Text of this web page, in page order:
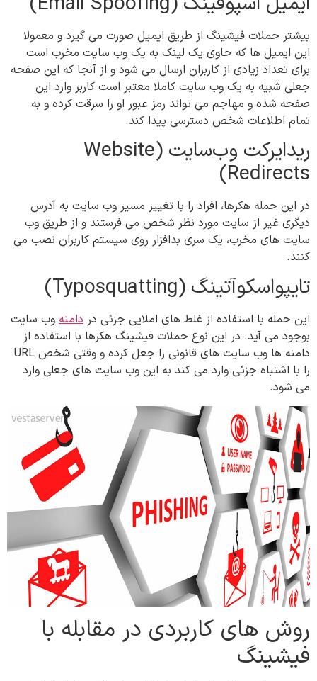
بیشتر حملات فیشینگ از طریق ایمیل صورت می گیرد و معمولا
این ایمیل ها که حاوی یک لینک به یک وب سایت مخرب است
برای تعداد زیادی از کاربران ارسال می شود و از آنجا که این صفحه
جعلی شبیه به یک وب سایت کاملا معتبر است کاربر وارد این
صفحه شده و مهاجم می تواند رمز عبور او را سرقت کرده و به
تمام اطلاعات شخص دسترسی پیدا کند.
ریدایرکت وب‌سایت (Website
Redirects)
در این حمله هکرها، افراد را با تغییر مسیر وب سایت به آدرس
دیگری غیر از سایت مورد نظر شخص می فرستند و از طریق وب
سایت های مخرب، یک سری بدافزار روی سیستم کاربران نصب می
کنند.
تایپواسکوآتینگ (Typosquatting)
این حمله با استفاده از غلط های املایی جزئی در دامنه وب سایت
بوجود می آید. در این نوع حملات فیشینگ هکرها با استفاده از
دامنه ها وب سایت های قانونی را جعل کرده و وقتی شخص URL
را با اشتباه جزئی وارد می کند به این وب سایت های جعلی وارد
می شود.
روش های کاربردی در مقابله با
فیشینگ